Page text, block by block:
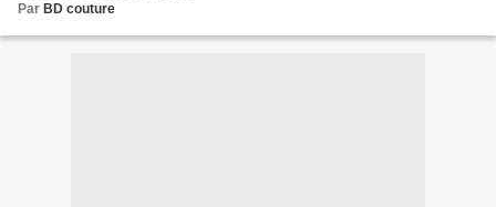
Par BD couture